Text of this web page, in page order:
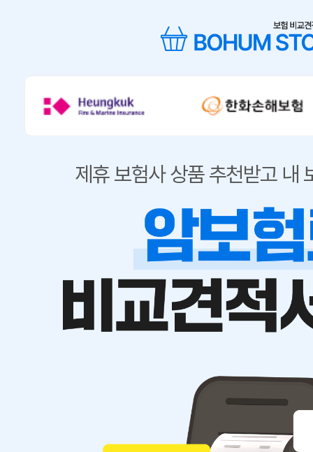
제휴 보험사 상품 추천받고 내